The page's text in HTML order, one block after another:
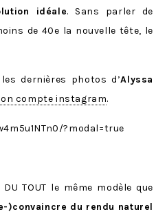
idéale. Sans parler de
de 40e la nouvelle tête, le
dernières photos d’Alyssa
compte instagram.
?modal=true
TOUT le même modèle que
)convaincre du rendu naturel